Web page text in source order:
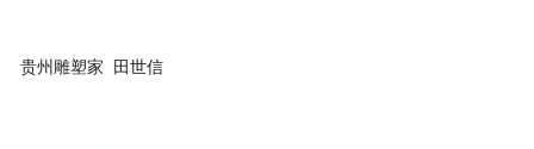
贵州雕塑家 田世信